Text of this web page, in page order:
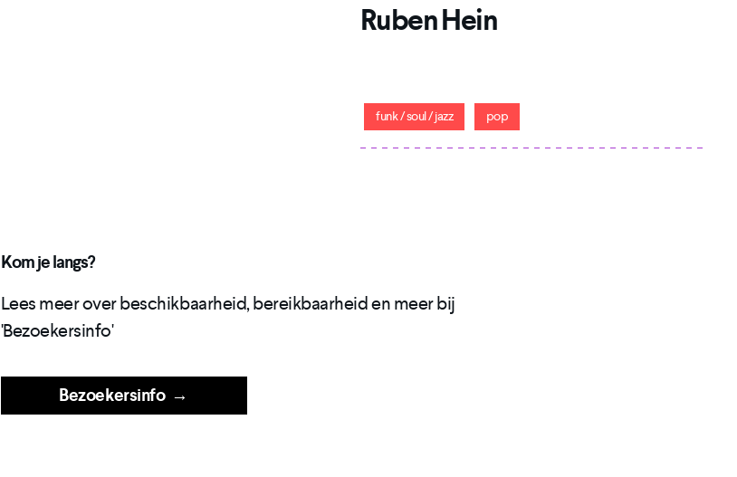
Ruben Hein
funk / soul / jazz pop
Kom je langs?
Lees meer over beschikbaarheid, bereikbaarheid en meer bij
'Bezoekersinfo'
Bezoekersinfo→